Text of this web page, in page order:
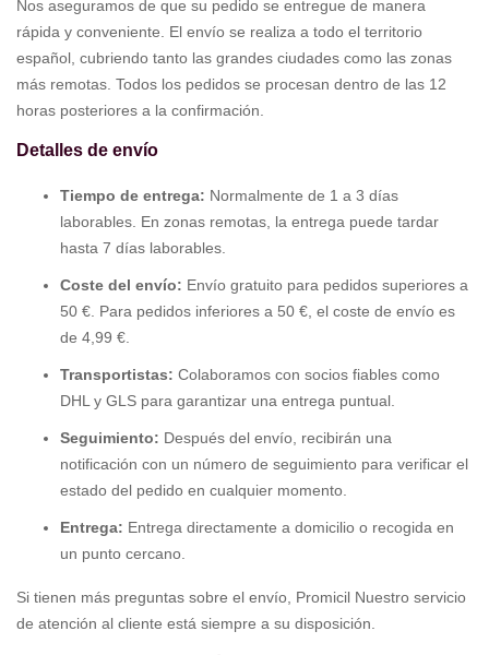
Nos aseguramos de que su pedido se entregue de manera
rápida y conveniente. El envío se realiza a todo el territorio
español, cubriendo tanto las grandes ciudades como las zonas
más remotas. Todos los pedidos se procesan dentro de las 12
horas posteriores a la confirmación.
Detalles de envío
Tiempo de entrega: Normalmente de 1 a 3 días
laborables. En zonas remotas, la entrega puede tardar
hasta 7 días laborables.
Coste del envío: Envío gratuito para pedidos superiores a
50 €. Para pedidos inferiores a 50 €, el coste de envío es
de 4,99 €.
Transportistas: Colaboramos con socios fiables como
DHL y GLS para garantizar una entrega puntual.
Seguimiento: Después del envío, recibirán una
notificación con un número de seguimiento para verificar el
estado del pedido en cualquier momento.
Entrega: Entrega directamente a domicilio o recogida en
un punto cercano.
Si tienen más preguntas sobre el envío, Promicil Nuestro servicio
de atención al cliente está siempre a su disposición.